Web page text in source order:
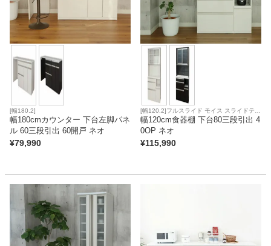
[幅180.2]
幅180cmカウンター 下台左脚パネ
ル 60三段引出 60開戸 ネオ
¥79,990
[幅120.2]フルスライド モイス スライドテー
ブル 上下分割搬入可
幅120cm食器棚 下台80三段引出 4
0OP ネオ
¥115,990